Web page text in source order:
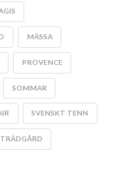
MÄSSA
PROVENCE
SOMMAR
SVENSKT TENN
TRÄDGÅRD